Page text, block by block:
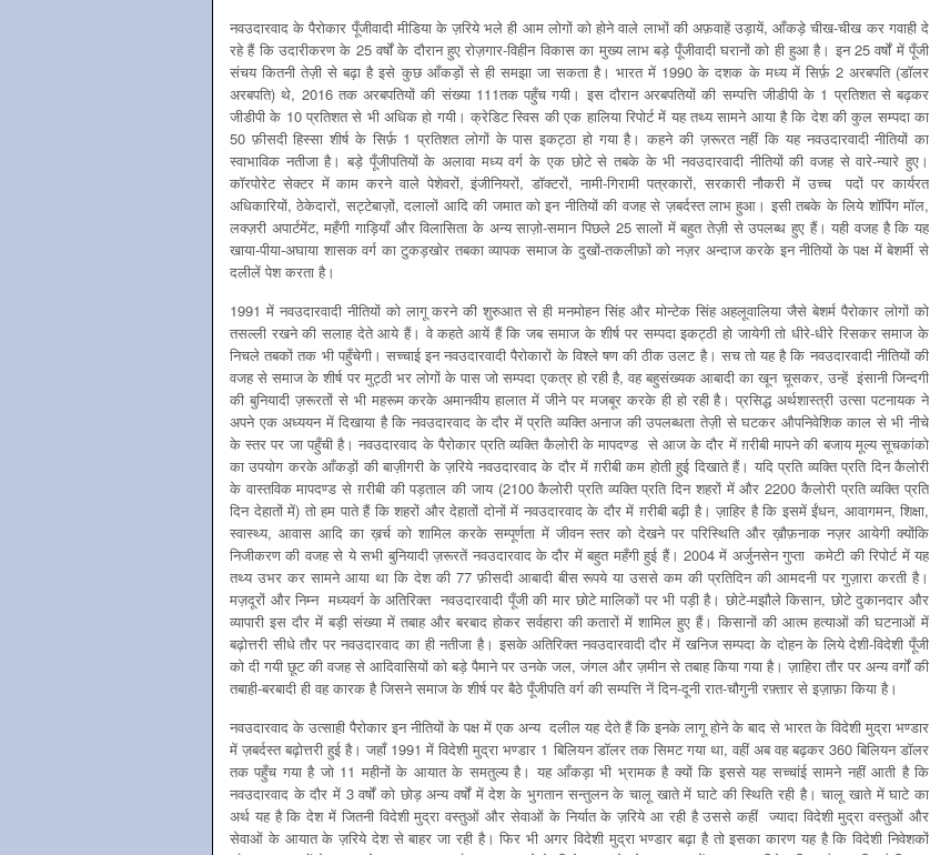
नवउदारवाद के पैरोकार पूँजीवादी मीडिया के ज़रिये भले ही आम लोगों को होने वाले लाभों की अफ़वाहें उड़ायें, आँकड़े चीख-चीख कर गवाही दे
रहे हैं कि उदारीकरण के 25 वर्षों के दौरान हुए रोज़गार-विहीन विकास का मुख्य लाभ बड़े पूँजीवादी घरानों को ही हुआ है। इन 25 वर्षों में पूँजी
संचय कितनी तेज़ी से बढ़ा है इसे कुछ आँकड़ों से ही समझा जा सकता है। भारत में 1990 के दशक के मध्य में सिर्फ़ 2 अरबपति (डॉलर
अरबपति) थे, 2016 तक अरबपतियों की संख्या 111तक पहुँच गयी। इस दौरान अरबपतियों की सम्पत्ति जीडीपी के 1 प्रतिशत से बढ़कर
जीडीपी के 10 प्रतिशत से भी अधिक हो गयी। क्रेडिट स्विस की एक हालिया रिपोर्ट में यह तथ्य सामने आया है कि देश की कुल सम्पदा का
50 फ़ीसदी हिस्सा शीर्ष के सिर्फ़ 1 प्रतिशत लोगों के पास इकट्ठा हो गया है। कहने की ज़रूरत नहीं कि यह नवउदारवादी नीतियों का
स्वाभाविक नतीजा है। बड़े पूँजीपतियों के अलावा मध्य वर्ग के एक छोटे से तबके के भी नवउदारवादी नीतियों की वजह से वारे-न्यारे हुए।
कॉरपोरेट सेक्टर में काम करने वाले पेशेवरों, इंजीनियरों, डॉक्टरों, नामी-गिरामी पत्रकारों, सरकारी नौकरी में उच्च पदों पर कार्यरत
अधिकारियों, ठेकेदारों, सट्टेबाज़ों, दलालों आदि की जमात को इन नीतियों की वजह से ज़बर्दस्त लाभ हुआ। इसी तबके के लिये शॉपिंग मॉल,
लक्ज़री अपार्टमेंट, महँगी गाड़ियाँ ‍और विलासिता के अन्य‍ साज़ो-समान पिछले 25 सालों में बहुत तेज़ी से उपलब्ध हुए हैं। यही वजह है कि यह
खाया-पीया-अघाया शासक वर्ग का टुकड़खोर तबका व्यापक समाज के दुखों-तकलीफ़ों को नज़र अन्दाज करके इन नीतियों के पक्ष में बेशर्मी से
दलीलें पेश करता है।
1991 में नवउदारवादी नीतियों को लागू करने की शुरुआत से ही मनमोहन सिंह और मोन्टेक सिंह अहलूवालिया जैसे बेशर्म पैरोकार लोगों को
तसल्ली रखने की सलाह देते आये हैं। वे कहते आयें हैं कि जब समाज के शीर्ष पर सम्पदा इकट्ठी हो जायेगी तो धीरे-धीरे रिसकर समाज के
निचले तबकों तक भी पहुँचेगी। सच्चाई इन नवउदारवादी पैरोकारों के विश्ले षण की ठीक उलट है। सच तो यह है कि नवउदारवादी नीतियों की
वजह से समाज के शीर्ष पर मुट्ठी भर लोगों के पास जो सम्पदा एकत्र हो रही है, वह बहुसंख्यक आबादी का खून चूसकर, उन्हें इंसानी जिन्दगी
की बुनियादी ज़रूरतों से भी महरूम करके अमानवीय हालात में जीने पर मजबूर करके ही हो रही है। प्रसिद्ध अर्थशास्त्री उत्सा पटनायक ने
अपने एक अध्ययन में दिखाया है कि नवउदारवाद के दौर में प्रति व्यक्ति अनाज की उपलब्धता तेज़ी से घटकर औपनिवेशिक काल से भी नीचे
के स्तर पर जा पहुँची है। नवउदारवाद के पैरोकार प्रति व्यक्ति कैलोरी के मापदण्ड से आज के दौर में ग़रीबी मापने की बजाय मूल्य सूचकांको
का उपयोग करके आँकड़ों की बाज़ीगरी के ज़रिये नवउदारवाद के दौर में ग़रीबी कम होती हुई दिखाते हैं। यदि प्रति व्यक्ति प्रति दिन कैलोरी
के वास्तविक मापदण्ड से ग़रीबी की पड़ताल की जाय (2100 कैलोरी प्रति व्यक्ति प्रति दिन शहरों में और 2200 कैलोरी प्रति व्यक्ति प्रति
दिन देहातों में) तो हम पाते हैं कि शहरों और देहातों दोनों में नवउदारवाद के दौर में ग़रीबी बढ़ी है। ज़ाहिर है कि इसमें ईंधन, आवागमन, शिक्षा,
स्वास्थ्य, आवास आदि का ख़र्च को शामिल करके सम्पूर्णता में जीवन स्तर को देखने पर परिस्थिति और ख़ौफ़नाक नज़र आयेगी क्यों‍कि
निजीकरण की वजह से ये सभी बुनियादी ज़रूरतें नवउदारवाद के दौर में बहुत महँगी हुई हैं। 2004 में अर्जुनसेन गुप्ता कमेटी की रिपोर्ट में यह
तथ्य उभर कर सामने आया था कि देश की 77 फ़ीसदी आबादी बीस रूपये या उससे कम की प्रतिदिन की आमदनी पर गुज़ारा करती है।
मज़दूरों और निम्न मध्यवर्ग के अतिरिक्त नवउदारवादी पूँजी की मार छोटे मालिकों पर भी पड़ी है। छोटे-मझौले किसान, छोटे दुकानदार और
व्यापारी इस दौर में बड़ी संख्या में तबाह और बरबाद होकर सर्वहारा की कतारों में शामिल हुए हैं। किसानों की आत्म हत्याओं की घटनाओं में
बढ़ोत्तरी सीधे तौर पर नवउदारवाद का ही नतीजा है। इसके अतिरिक्त नवउदारवादी दौर में खनिज सम्पदा के दोहन के लिये देशी-विदेशी पूँजी
को दी गयी छूट की वजह से आदिवासियों को बड़े पैमाने पर उनके जल, जंगल और ज़मीन से तबाह किया गया है। ज़ाहिरा तौर पर अन्य वर्गों की
तबाही-बरबादी ही वह कारक है जिसने समाज के शीर्ष पर बैठे पूँजीपति वर्ग की सम्पत्ति नें दिन-दूनी रात-चौगुनी रफ़्तार से इज़ाफ़ा किया है।
नवउदारवाद के उत्साही पैरोकार इन नीतियों के पक्ष में एक अन्य दलील यह देते हैं कि इनके लागू होने के बाद से भारत के विदेशी मुद्रा भण्डार
में ज़बर्दस्त बढ़ोत्तरी हुई है। जहाँ 1991 में विदेशी मुद्रा भण्डार 1 बिलियन डॉलर तक सिमट गया था, वहीं अब वह बढ़कर 360 बिलियन डॉलर
तक पहुँच गया है जो 11 महीनों के आयात के समतुल्य है। यह आँकड़ा भी भ्रामक है क्यों कि इससे यह सच्चांई सामने नहीं आती है कि
नवउदारवाद के दौर में 3 वर्षों को छोड़ अन्य वर्षों में देश के भुगतान सन्तुलन के चालू खाते में घाटे की स्थिति रही है। चालू खाते में घाटे का
अर्थ यह है कि देश में जितनी विदेशी मुद्रा वस्तुओं और सेवाओं के निर्यात के ज़रिये आ रही है उससे कहीं ज्यादा विदेशी मुद्रा वस्तुओं और
सेवाओं के आयात के ज़रिये देश से बाहर जा रही है। फिर भी अगर विदेशी मुद्रा भण्डार बढ़ा है तो इसका कारण यह है कि विदेशी निवेशकों